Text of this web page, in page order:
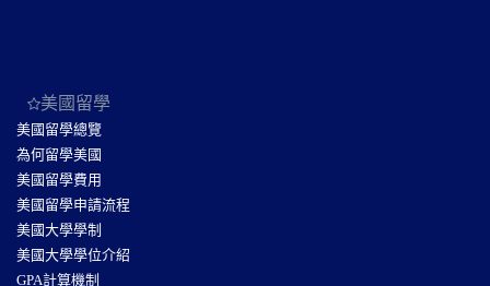
美國留學
美國留學總覽
為何留學美國
美國留學費用
美國留學申請流程
美國大學學制
美國大學學位介紹
GPA計算機制